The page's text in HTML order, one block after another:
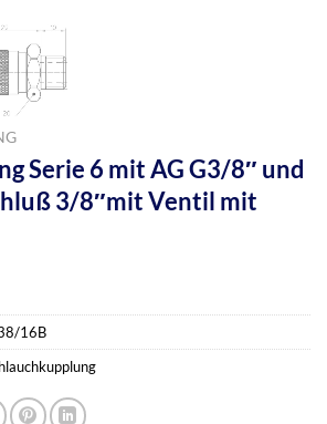
Serie 6 mit AG G3/8″ und
3/8″mit Ventil mit
16B